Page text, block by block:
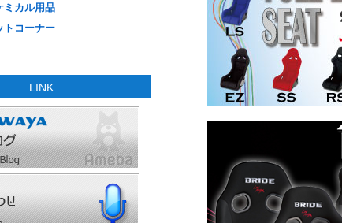
ミカル用品
トコーナー
LINK